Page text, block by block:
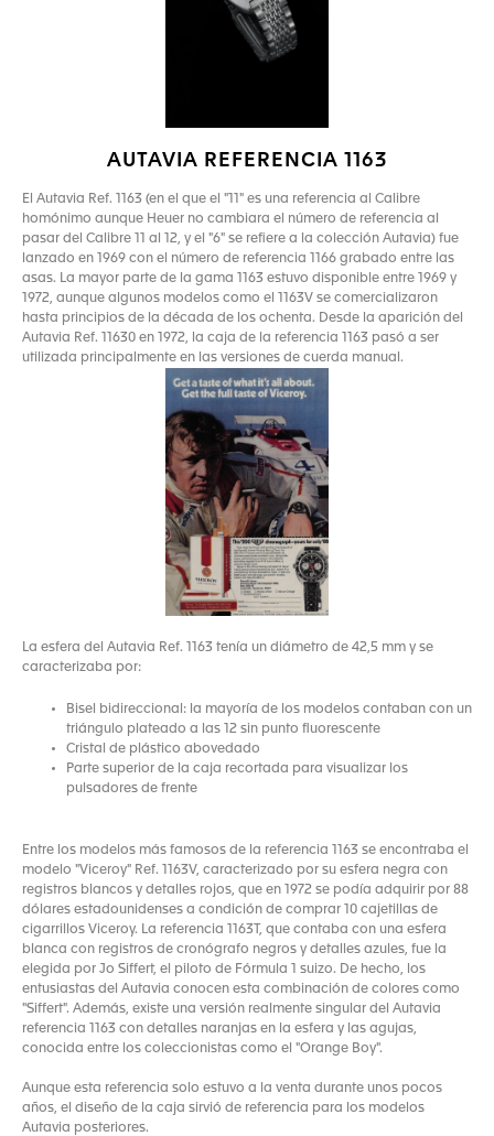
AUTAVIA REFERENCIA 1163
El Autavia Ref. 1163 (en el que el "11" es una referencia al Calibre
homónimo aunque Heuer no cambiara el número de referencia al
pasar del Calibre 11 al 12, y el "6" se refiere a la colección Autavia) fue
lanzado en 1969 con el número de referencia 1166 grabado entre las
asas. La mayor parte de la gama 1163 estuvo disponible entre 1969 y
1972, aunque algunos modelos como el 1163V se comercializaron
hasta principios de la década de los ochenta. Desde la aparición del
Autavia Ref. 11630 en 1972, la caja de la referencia 1163 pasó a ser
utilizada principalmente en las versiones de cuerda manual.
La esfera del Autavia Ref. 1163 tenía un diámetro de 42,5 mm y se
caracterizaba por:
Bisel bidireccional: la mayoría de los modelos contaban con un
triángulo plateado a las 12 sin punto fluorescente
Cristal de plástico abovedado
Parte superior de la caja recortada para visualizar los
pulsadores de frente
Entre los modelos más famosos de la referencia 1163 se encontraba el
modelo "Viceroy" Ref. 1163V, caracterizado por su esfera negra con
registros blancos y detalles rojos, que en 1972 se podía adquirir por 88
dólares estadounidenses a condición de comprar 10 cajetillas de
cigarrillos Viceroy. La referencia 1163T, que contaba con una esfera
blanca con registros de cronógrafo negros y detalles azules, fue la
elegida por Jo Siffert, el piloto de Fórmula 1 suizo. De hecho, los
entusiastas del Autavia conocen esta combinación de colores como
"Siffert". Además, existe una versión realmente singular del Autavia
referencia 1163 con detalles naranjas en la esfera y las agujas,
conocida entre los coleccionistas como el "Orange Boy".
Aunque esta referencia solo estuvo a la venta durante unos pocos
años, el diseño de la caja sirvió de referencia para los modelos
Autavia posteriores.